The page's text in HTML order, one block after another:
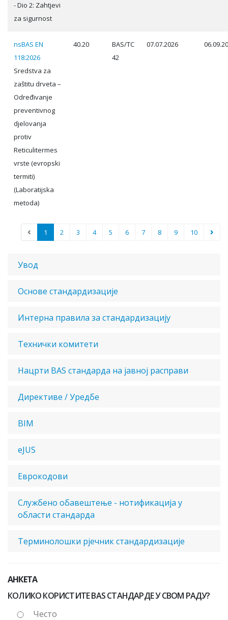
- Dio 2: Zahtjevi
za sigurnost
nsBAS EN
118:2026
Sredstva za
zaštitu drveta –
Određivanje
preventivnog
djelovanja
protiv
Reticulitermes
vrste (evropski
termiti)
(Laboratijska
metoda)
40.20
BAS/TC
42
07.07.2026
1 2 3 4 5 6 7 8 9 10
Увод
Основе стандардизације
Интерна правила за стандардизацију
Технички комитети
Нацрти BAS стандарда на јавној расправи
Директиве / Уредбе
BIM
eJUS
Еврокодови
Службено обавештење - нотификација у
области стандарда
Терминолошки рјечник стандардизације
АНКЕТА
КОЛИКО КОРИСТИТЕ BAS СТАНДАРДЕ У СВОМ РАДУ?
Често